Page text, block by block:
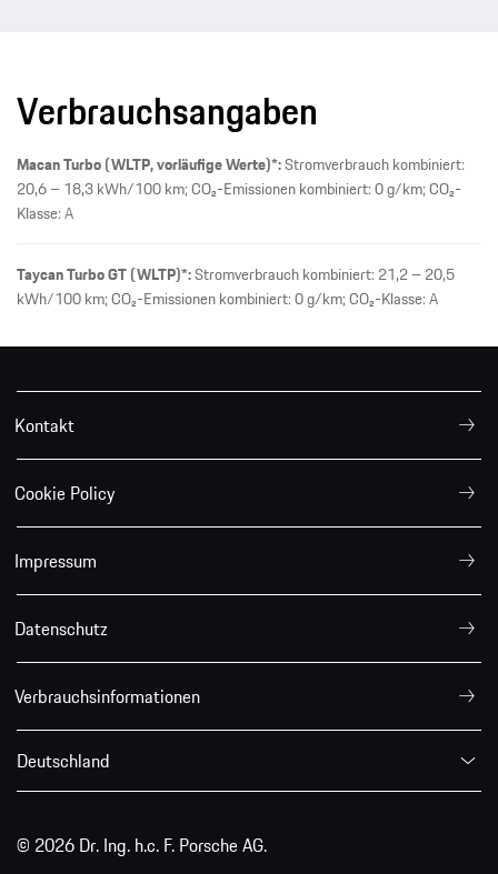
Verbrauchsangaben
Macan Turbo (WLTP, vorläufige Werte)*:Stromverbrauch kombiniert:
20,6 – 18,3 kWh/100 km; CO₂-Emissionen kombiniert: 0 g/km; CO₂-
Klasse: A
Taycan Turbo GT (WLTP)*:Stromverbrauch kombiniert: 21,2 – 20,5
kWh/100 km; CO₂-Emissionen kombiniert: 0 g/km; CO₂-Klasse: A
Kontakt
Cookie Policy
Impressum
Datenschutz
Verbrauchsinformationen
Deutschland
© 2026 Dr. Ing. h.c. F. Porsche AG.